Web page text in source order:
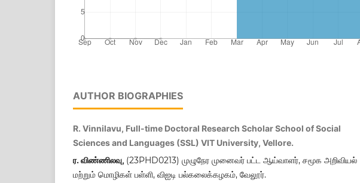
AUTHOR BIOGRAPHIES
R. Vinnilavu, Full-time Doctoral Research Scholar School of Social
Sciences and Languages (SSL) VIT University, Vellore.
ர. விண்ணிலவு, (23PHD0213) முழுநேர முனைவர் பட்ட ஆய்வாளர், சமூக அறிவியல்
மற்றும் மொழிகள் பள்ளி, விஐடி பல்கலைக்கழகம், வேலூர்.